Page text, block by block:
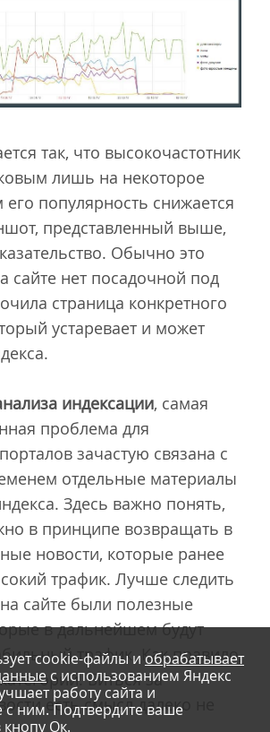
так, что высокочастотник
лишь на некоторое
его популярность снижается
представленный выше,
Обычно это
сайте нет посадочной под
страница конкретного
устаревает и может
индексации, самая
проблема для
зачастую связана с
отдельные материалы
Здесь важно понять,
в принципе возвращать в
новости, которые ранее
трафик. Лучше следить
сайте были полезные
в дальнейшем будут
трафик. Как правило,
Биться за
есть смысл далеко не
cookie-файлы и обрабатывает
с использованием Яндекс
работу сайта и
с ним. Подтвердите ваше
кнопу Ок.